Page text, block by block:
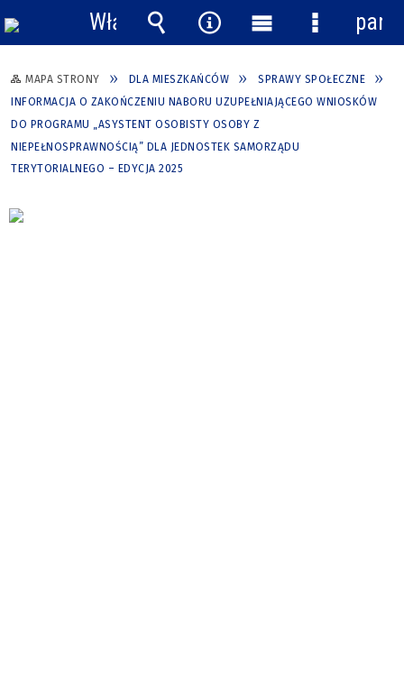
MAPA STRONY DLA MIESZKAŃCÓW
SPRAWY SPOŁECZNE
INFORMACJA O ZAKOŃCZENIU NABORU UZUPEŁNIAJĄCEGO WNIOSKÓW
DO PROGRAMU „ASYSTENT OSOBISTY OSOBY Z
NIEPEŁNOSPRAWNOŚCIĄ” DLA JEDNOSTEK SAMORZĄDU
TERYTORIALNEGO – EDYCJA 2025
Włącz
powiadomienia
Wyszukiwarka
Narzędzia
Menu
główne
Menu
panel